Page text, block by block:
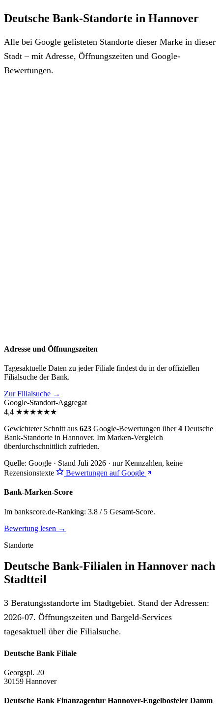
Deutsche Bank-Standorte in Hannover
Alle bei Google gelisteten Standorte dieser Marke in dieser
Stadt – mit Adresse, Öffnungszeiten und Google-
Bewertungen.
Adresse und Öffnungszeiten
Tagesaktuelle Daten zu jeder Filiale findest du in der offiziellen
Filialsuche der Bank.
Zur Filialsuche →
Google-Standort-Aggregat
4,4 ★★★★★★
Gewichteter Schnitt aus 623 Google-Bewertungen über4 Deutsche
Bank-Standorte in Hannover. Im Marken-Vergleich
überdurchschnittlich zufrieden.
Quelle: Google · Stand Juli 2026 · nur Kennzahlen, keine
Rezensionstexte
Bewertungen auf Google
Bank-Marken-Score
Im bankscore.de-Ranking: 3.8 / 5 Gesamt-Score.
Bewertung lesen →
Standorte
Deutsche Bank-Filialen in Hannover nach
Stadtteil
3 Beratungsstandorte im Stadtgebiet. Stand der Adressen:
2026-07. Öffnungszeiten und Bargeld-Services
tagesaktuell über die Filialsuche.
Deutsche Bank Filiale
Georgspl. 20
30159 Hannover
Deutsche Bank Finanzagentur Hannover-Engelbosteler Damm